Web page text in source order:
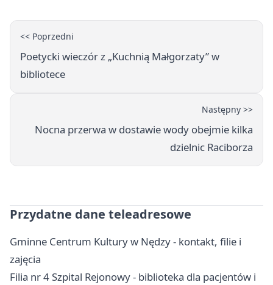
<< Poprzedni
Poetycki wieczór z „Kuchnią Małgorzaty” w
bibliotece
Następny >>
Nocna przerwa w dostawie wody obejmie kilka
dzielnic Raciborza
Przydatne dane teleadresowe
Gminne Centrum Kultury w Nędzy - kontakt, filie i
zajęcia
Filia nr 4 Szpital Rejonowy - biblioteka dla pacjentów i